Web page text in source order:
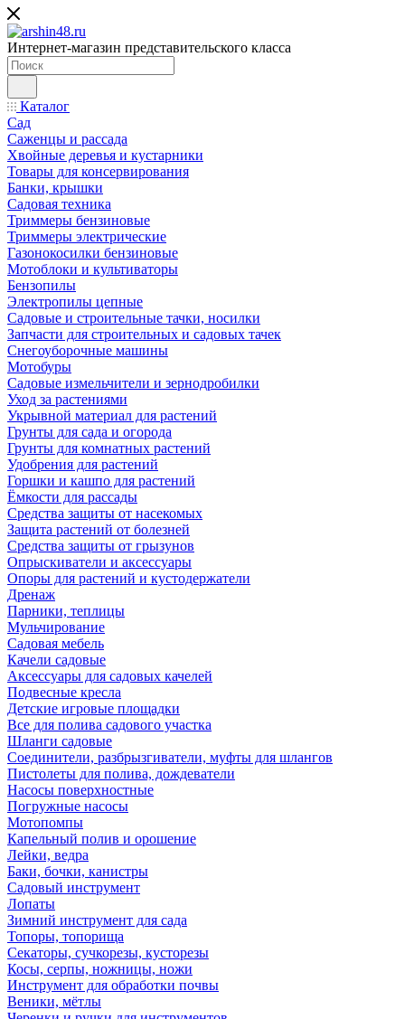
Интернет-магазин представительского класса
Каталог
Сад
Саженцы и рассада
Хвойные деревья и кустарники
Товары для консервирования
Банки, крышки
Садовая техника
Триммеры бензиновые
Триммеры электрические
Газонокосилки бензиновые
Мотоблоки и культиваторы
Бензопилы
Электропилы цепные
Садовые и строительные тачки, носилки
Запчасти для строительных и садовых тачек
Снегоуборочные машины
Мотобуры
Садовые измельчители и зернодробилки
Уход за растениями
Укрывной материал для растений
Грунты для сада и огорода
Грунты для комнатных растений
Удобрения для растений
Горшки и кашпо для растений
Ёмкости для рассады
Средства защиты от насекомых
Защита растений от болезней
Средства защиты от грызунов
Опрыскиватели и аксессуары
Опоры для растений и кустодержатели
Дренаж
Парники, теплицы
Мульчирование
Садовая мебель
Качели садовые
Аксессуары для садовых качелей
Подвесные кресла
Детские игровые площадки
Все для полива садового участка
Шланги садовые
Соединители, разбрызгиватели, муфты для шлангов
Пистолеты для полива, дождеватели
Насосы поверхностные
Погружные насосы
Мотопомпы
Капельный полив и орошение
Лейки, ведра
Баки, бочки, канистры
Садовый инструмент
Лопаты
Зимний инструмент для сада
Топоры, топорища
Секаторы, сучкорезы, кусторезы
Косы, серпы, ножницы, ножи
Инструмент для обработки почвы
Веники, мётлы